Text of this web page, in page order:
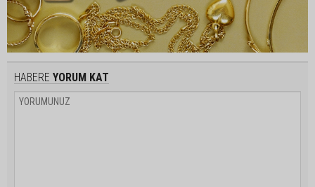
HABERE YORUM KAT